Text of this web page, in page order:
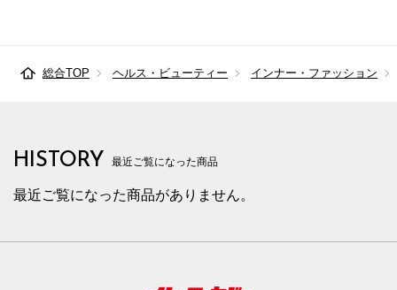
総合TOP ヘルス・ビューティー インナー・ファッション
HISTORY 最近ご覧になった商品
最近ご覧になった商品がありません。